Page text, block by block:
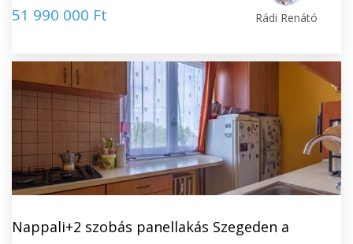
51 990 000 Ft Rádi Renátó
Nappali+2 szobás panellakás Szegeden a